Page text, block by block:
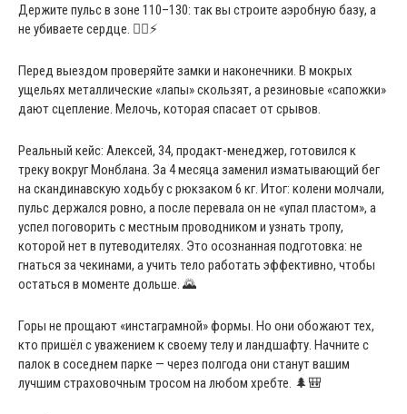
Держите пульс в зоне 110–130: так вы строите аэробную базу, а
не убиваете сердце. 🚶‍♂️⚡
Перед выездом проверяйте замки и наконечники. В мокрых
ущельях металлические «лапы» скользят, а резиновые «сапожки»
дают сцепление. Мелочь, которая спасает от срывов.
Реальный кейс: Алексей, 34, продакт-менеджер, готовился к
треку вокруг Монблана. За 4 месяца заменил изматывающий бег
на скандинавскую ходьбу с рюкзаком 6 кг. Итог: колени молчали,
пульс держался ровно, а после перевала он не «упал пластом», а
успел поговорить с местным проводником и узнать тропу,
которой нет в путеводителях. Это осознанная подготовка: не
гнаться за чекинами, а учить тело работать эффективно, чтобы
остаться в моменте дольше. 🌄
Горы не прощают «инстаграмной» формы. Но они обожают тех,
кто пришёл с уважением к своему телу и ландшафту. Начните с
палок в соседнем парке — через полгода они станут вашим
лучшим страховочным тросом на любом хребте. 🌲🎒